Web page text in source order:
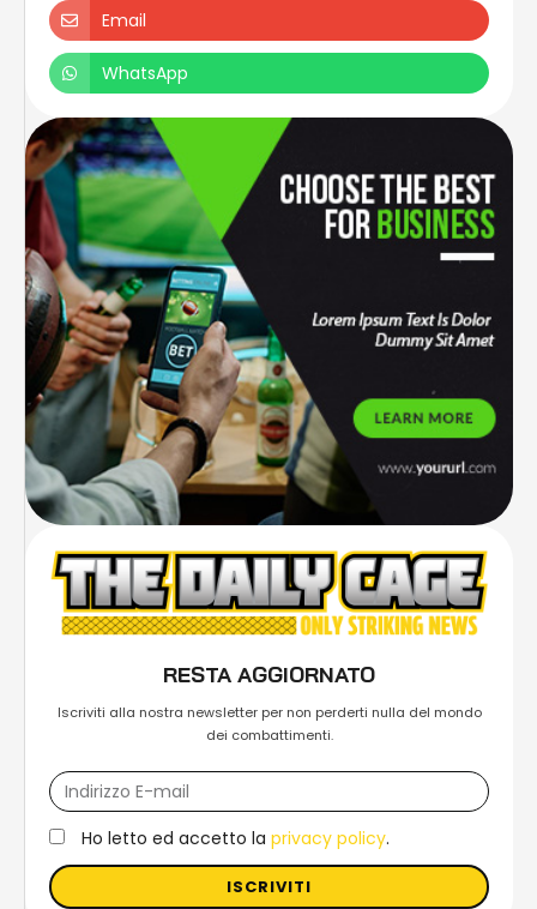
Email
WhatsApp
RESTA AGGIORNATO
Iscriviti alla nostra newsletter per non perderti nulla del mondo
dei combattimenti.
Ho letto ed accetto la privacy policy.
ISCRIVITI